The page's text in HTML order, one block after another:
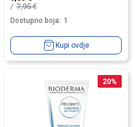
7,95€
Dostupno boja: 1
Kupi ovdje
20%